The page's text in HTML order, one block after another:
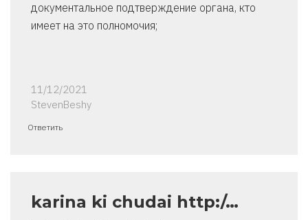
документальное подтверждение органа, кто
имеет на это полномочия;
11/12/2021
StevenBeshy
Ответить
karina ki chudai http:/…